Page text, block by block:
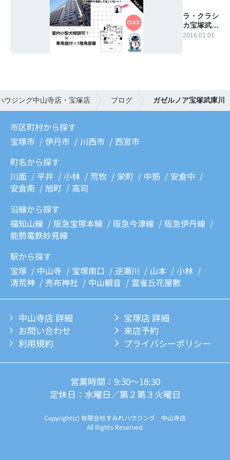
ラ・クラシ
カ宝塚武庫
山101
2016.01.01
ウジング中山寺店・宝塚店 ブログ ガゼルノア宝塚武庫川
市区町村から探す
宝塚市
伊丹市 川西市
西宮市
町名から探す
川面
平井 小林 荒牧 栄町 中筋
安倉中
安倉南
旭町
高司
沿線から探す
福知山線
阪急宝塚本線 阪急今津線
阪急伊丹線
能勢電鉄妙見線
駅から探す
宝塚
中山寺 宝塚南口 逆瀬川 山本
小林
清荒神
売布神社 中山観音 雲雀丘花屋敷
中山寺店 詳細
宝塚店 詳細
お問い合わせ
来店予約
利用規約
プライバシーポリシー
営業時間：9:30～18:30
定休日：水曜日／第２第３火曜日
Copyright(c) 有限会社すみれハウジング 中山寺店
All Rights Reserved.